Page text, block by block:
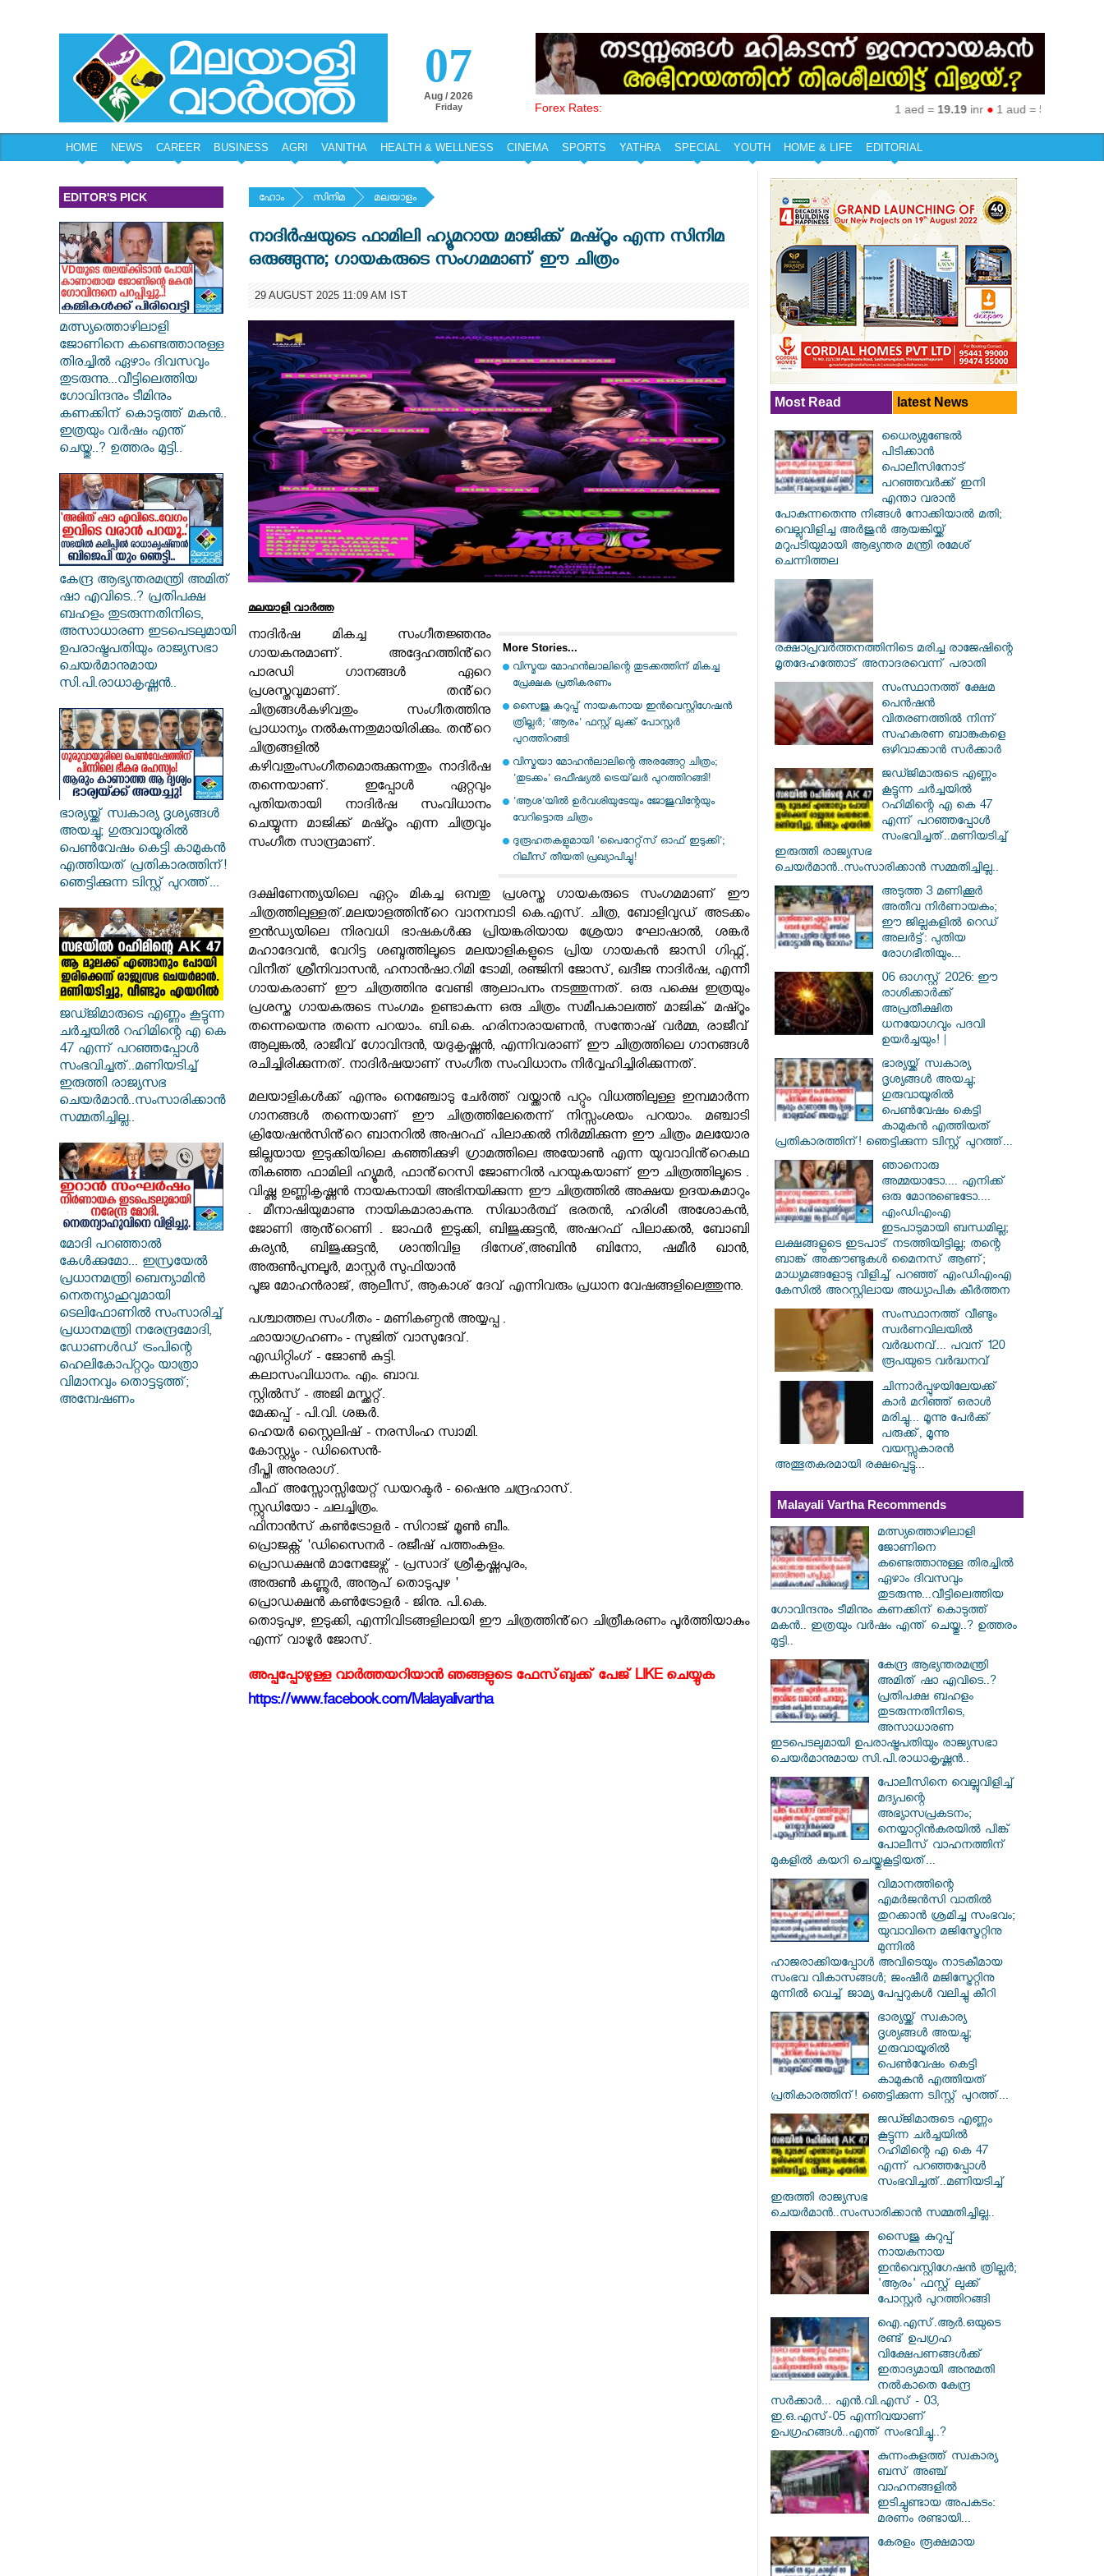
07
Aug / 2026
Friday Forex Rates: 1 aed =19.19inr ●1 aud =50.27
HOME NEWS CAREER BUSINESS AGRI VANITHA HEALTH & WELLNESS CINEMA SPORTS YATHRA SPECIAL YOUTH HOME & LIFE EDITORIAL
EDITOR'S PICK
മത്സ്യത്തൊഴിലാളി
ജോണിനെ കണ്ടെത്താനുള്ള
തിരച്ചിൽ ഏഴാം ദിവസവും
തുടരുന്നു...വീട്ടിലെത്തിയ
ഗോവിന്ദനും ടീമിനും
കണക്കിന് കൊടുത്ത് മകൻ..
ഇത്രയും വർഷം എന്ത്
ചെയ്തു..? ഉത്തരം മുട്ടി..
കേന്ദ്ര ആഭ്യന്തരമന്ത്രി അമിത്
ഷാ എവിടെ..? പ്രതിപക്ഷ
ബഹളം തുടരുന്നതിനിടെ,
അസാധാരണ ഇടപെടലുമായി
ഉപരാഷ്ട്രപതിയും രാജ്യസഭാ
ചെയർമാനുമായ
സി.പി.രാധാകൃഷ്ണൻ..
ഭാര്യയ്ക്ക് സ്വകാര്യ ദൃശ്യങ്ങൾ
അയച്ചു; ഗുരുവായൂരിൽ
പെൺവേഷം കെട്ടി കാമുകൻ
എത്തിയത് പ്രതികാരത്തിന്!
ഞെട്ടിക്കുന്ന ട്വിസ്റ്റ് പുറത്ത്...
ജഡ്ജിമാരുടെ എണ്ണം കൂട്ടുന്ന
ചർച്ചയിൽ റഹിമിന്റെ എ കെ
47 എന്ന് പറഞ്ഞപ്പോൾ
സംഭവിച്ചത്..മണിയടിച്ച്
ഇരുത്തി രാജ്യസഭ
ചെയർമാൻ..സംസാരിക്കാൻ
സമ്മതിച്ചില്ല..
മോദി പറഞ്ഞാൽ
കേൾക്കുമോ... ഇസ്രയേൽ
പ്രധാനമന്ത്രി ബെന്യാമിൻ
നെതന്യാഹുവുമായി
ടെലിഫോണിൽ സംസാരിച്ച്
പ്രധാനമന്ത്രി നരേന്ദ്രമോദി,
ഡോണൾഡ് ട്രംപിന്റെ
ഹെലികോപ്റ്ററും യാത്രാ
വിമാനവും തൊട്ടടുത്ത്;
അന്വേഷണം
ഹോം സിനിമ മലയാളം
നാദിർഷയുടെ ഫാമിലി ഹ്യൂമറായ മാജിക്ക് മഷ്റൂം എന്ന സിനിമ
ഒരുങ്ങുന്നു; ഗായകരുടെ സംഗമമാണ് ഈ ചിത്രം
29 AUGUST 2025 11:09 AM IST
മലയാളി വാര്‍ത്ത
More Stories...
വിസ്മയ മോഹന്‍ലാലിന്റെ തുടക്കത്തിന് മികച്ച
പ്രേക്ഷക പ്രതികരണം
സൈജു കുറുപ്പ് നായകനായ ഇൻവെസ്റ്റിഗേഷൻ
ത്രില്ലർ; 'ആരം' ഫസ്റ്റ് ലുക്ക് പോസ്റ്റർ
പുറത്തിറങ്ങി
വിസ്മയാ മോഹൻലാലിന്റെ അരങ്ങേറ്റ ചിത്രം;
'തുടക്കം' ഒഫീഷ്യൽ ട്രെയ്‌ലർ പുറത്തിറങ്ങി!
'ആശ'യില്‍ ഉര്‍വശിയുടേയും ജോജുവിന്റേയും
വേറിട്ടൊരു ചിത്രം
ദുരൂഹതകളുമായി 'പൈറേറ്റ്സ് ഓഫ് ഇടുക്കി';
റിലീസ് തീയതി പ്രഖ്യാപിച്ചു!
നാദിർഷ മികച്ച സംഗീതജ്ഞനും
ഗായകനുമാണ്. അദ്ദേഹത്തിൻ്റെ
പാരഡി ഗാനങ്ങൾ ഏറെ
പ്രശസ്തവുമാണ്. തൻ്റെ
ചിത്രങ്ങൾകഴിവതും സംഗീതത്തിനു
പ്രാധാന്യം നൽകുന്നതുമായിരിക്കും. തൻ്റെ
ചിത്രങ്ങളിൽ
കഴിവതുംസംഗീതമൊരുക്കുന്നതും നാദിർഷ
തന്നെയാണ്. ഇപ്പോൾ ഏറ്റവും
പുതിയതായി നാദിർഷ സംവിധാനം
ചെയ്യുന്ന മാജിക്ക് മഷ്റൂം എന്ന ചിത്രവും
സംഗീത സാന്ദ്രമാണ്.
ദക്ഷിണേന്ത്യയിലെ ഏറ്റം മികച്ച ഒമ്പതു പ്രശസ്ത ഗായകരുടെ സംഗമമാണ് ഈ
ചിത്രത്തിലുള്ളത്.മലയാളത്തിൻ്റെ വാനമ്പാടി കെ.എസ്. ചിത്ര, ബോളിവുഡ് അടക്കം
ഇൻഡ്യയിലെ നിരവധി ഭാഷകൾക്കു പ്രിയങ്കരിയായ ശ്രേയാ ഘോഷാൽ, ശങ്കർ
മഹാദേവൻ, വേറിട്ട ശബ്ദത്തിലൂടെ മലയാളികളുടെ പ്രിയ ഗായകൻ ജാസി ഗിഫ്റ്റ്,
വിനീത് ശ്രീനിവാസൻ, ഹനാൻഷാ.റിമി ടോമി, രഞ്ജിനി ജോസ്, ഖദീജ നാദിർഷ, എന്നീ
ഗായകരാണ് ഈ ചിത്രത്തിനു വേണ്ടി ആലാപനം നടത്തുന്നത്. ഒരു പക്ഷെ ഇത്രയും
പ്രശസ്ത ഗായകരുടെ സംഗമം ഉണ്ടാകുന്ന ഒരു ചിത്രം സമീപകാലത്ത് മാജിക് മഷ്റൂം
തന്നെയെന്നു തന്നെ പറയാം. ബി.കെ. ഹരിനാരായണൻ, സന്തോഷ് വർമ്മ, രാജീവ്
ആലുങ്കൽ, രാജീവ് ഗോവിന്ദൻ, യദുകൃഷ്ണൻ, എന്നിവരാണ് ഈ ചിത്രത്തിലെ ഗാനങ്ങൾ
രചിച്ചിരിക്കുന്നത്. നാദിർഷയാണ് സംഗീത സംവിധാനം നിർവ്വഹിച്ചിരിക്കുന്നത്.
മലയാളികൾക്ക് എന്നും നെഞ്ചോടു ചേർത്ത് വയ്ക്കാൻ പറ്റും വിധത്തിലുള്ള ഇമ്പമാർന്ന
ഗാനങ്ങൾ തന്നെയാണ് ഈ ചിത്രത്തിലേതെന്ന് നിസ്സംശയം പറയാം. മഞ്ചാടി
ക്രിയേഷൻസിൻ്റെ ബാനറിൽ അഷറഫ് പിലാക്കൽ നിർമ്മിക്കുന്ന ഈ ചിത്രം മലയോര
ജില്ലയായ ഇടുക്കിയിലെ കഞ്ഞിക്കുഴി ഗ്രാമത്തിലെ അയോൺ എന്ന യുവാവിൻ്റെകഥ
തികഞ്ഞ ഫാമിലി ഹ്യൂമർ, ഫാൻ്റെസി ജോണറിൽ പറയുകയാണ് ഈ ചിത്രത്തിലൂടെ .
വിഷ്ണു ഉണ്ണികൃഷ്ണൻ നായകനായി അഭിനയിക്കുന്ന ഈ ചിത്രത്തിൽ അക്ഷയ ഉദയകുമാറും
. മീനാഷിയുമാണു നായികമാരാകുന്നു. സിദ്ധാർത്ഥ് ഭരതൻ, ഹരിശീ അശോകൻ,
ജോണി ആൻ്റെണി . ജാഫർ ഇടുക്കി, ബിജുക്കുട്ടൻ, അഷറഫ് പിലാക്കൽ, ബോബി
കുര്യൻ, ബിജുക്കുട്ടൻ, ശാന്തിവിള ദിനേശ്,അബിൻ ബിനോ, ഷമീർ ഖാൻ,
അരുൺപുനലൂർ, മാസ്റ്റർ സുഫിയാൻ
പൂജ മോഹൻരാജ്, ആലീസ്, ആകാശ് ദേവ് എന്നിവരും പ്രധാന വേഷങ്ങളിലെത്തുന്നു.
പശ്ചാത്തല സംഗീതം - മണികണ്ഠൻ അയ്യപ്പ .
ഛായാഗ്രഹണം - സുജിത് വാസുദേവ്.
എഡിറ്റിംഗ് - ജോൺ കുട്ടി.
കലാസംവിധാനം. എം. ബാവ.
സ്റ്റിൽസ് - അജി മസ്ക്കറ്റ്.
മേക്കപ്പ് - പി.വി. ശങ്കർ.
ഹെയർ സ്റ്റൈലിഷ് - നരസിംഹ സ്വാമി.
കോസ്റ്റ്യും - ഡിസൈൻ-
ദീപ്തി അനുരാഗ്.
ചീഫ് അസ്സോസ്സിയേറ്റ് ഡയറക്ടർ - ഷൈനു ചന്ദ്രഹാസ്.
സ്റ്റുഡിയോ - ചലച്ചിത്രം.
ഫിനാൻസ് കൺട്രോളർ - സിറാജ് മൂൺ ബീം.
പ്രൊജക്റ്റ് 'ഡിസൈനർ - രജീഷ് പത്തംകുളം.
പ്രൊഡക്ഷൻ മാനേജേഴ്സ് - പ്രസാദ് ശ്രീകൃഷ്ണപുരം,
അരുൺ കണ്ണൂർ, അനൂപ് തൊടുപുഴ '
പ്രൊഡക്ഷൻ കൺട്രോളർ - ജിനു. പി.കെ.
തൊടുപുഴ, ഇടുക്കി, എന്നിവിടങ്ങളിലായി ഈ ചിത്രത്തിൻ്റെ ചിത്രീകരണം പൂർത്തിയാകും
എന്ന് വാഴൂർ ജോസ്.
അപ്പപ്പോഴുള്ള വാര്‍ത്തയറിയാന്‍ ഞങ്ങളുടെ ഫേസ്‌ബുക്ക്‌ പേജ് LIKE ചെയ്യുക
https://www.facebook.com/Malayalivartha
Most Read latest News
ധൈര്യമുണ്ടേൽ
പിടിക്കാൻ
പൊലീസിനോട്
പറഞ്ഞവർക്ക് ഇനി
എന്താ വരാൻ
പോകുന്നതെന്നു നിങ്ങൾ നോക്കിയാൽ മതി;
വെല്ലുവിളിച്ച അർജുൻ ആയങ്കിയ്ക്ക്
മറുപടിയുമായി ആഭ്യന്തര മന്ത്രി രമേശ്
ചെന്നിത്തല
രക്ഷാപ്രവര്‍ത്തനത്തിനിടെ മരിച്ച രാജേഷിന്റെ
മൃതദേഹത്തോട് അനാദരവെന്ന് പരാതി
സംസ്ഥാനത്ത് ക്ഷേമ
പെൻഷൻ
വിതരണത്തിൽ നിന്ന്
സഹകരണ ബാങ്കുകളെ
ഒഴിവാക്കാൻ സർക്കാർ
ജഡ്ജിമാരുടെ എണ്ണം
കൂട്ടുന്ന ചർച്ചയിൽ
റഹിമിന്റെ എ കെ 47
എന്ന് പറഞ്ഞപ്പോൾ
സംഭവിച്ചത്..മണിയടിച്ച്
ഇരുത്തി രാജ്യസഭ
ചെയർമാൻ..സംസാരിക്കാൻ സമ്മതിച്ചില്ല..
അടുത്ത 3 മണിക്കൂർ
അതീവ നിർണായകം;
ഈ ജില്ലകളിൽ റെഡ്
അലർട്ട്: പുതിയ
രോഗഭീതിയും...
06 ഓഗസ്റ്റ് 2026: ഈ
രാശിക്കാർക്ക്
അപ്രതീക്ഷിത
ധനയോഗവും പദവി
ഉയർച്ചയും! |
ഭാര്യയ്ക്ക് സ്വകാര്യ
ദൃശ്യങ്ങൾ അയച്ചു;
ഗുരുവായൂരിൽ
പെൺവേഷം കെട്ടി
കാമുകൻ എത്തിയത്
പ്രതികാരത്തിന്! ഞെട്ടിക്കുന്ന ട്വിസ്റ്റ് പുറത്ത്...
ഞാനൊരു
അമ്മയാടോ.... എനിക്ക്
ഒരു മോനുണ്ടെടോ....
എംഡിഎംഎ
ഇടപാടുമായി ബന്ധമില്ല;
ലക്ഷങ്ങളുടെ ഇടപാട് നടത്തിയിട്ടില്ല; തന്റെ
ബാങ്ക് അക്കൗണ്ടുകൾ മൈനസ് ആണ്;
മാധ്യമങ്ങളോടു വിളിച്ച് പറഞ്ഞ് എംഡിഎംഎ
കേസിൽ അറസ്റ്റിലായ അധ്യാപിക കീർത്തന
സംസ്ഥാനത്ത് വീണ്ടും
സ്വർണവിലയിൽ
വർദ്ധനവ്... പവന് 120
രൂപയുടെ വർദ്ധനവ്
ചിന്നാർപ്പുഴയിലേയക്ക്
കാർ മറിഞ്ഞ് ഒരാൾ
മരിച്ചു... മൂന്നു പേർക്ക്
പരുക്ക്, മൂന്നു
വയസ്സുകാരൻ
അത്ഭുതകരമായി രക്ഷപ്പെട്ടു...
Malayali Vartha Recommends
മത്സ്യത്തൊഴിലാളി
ജോണിനെ
കണ്ടെത്താനുള്ള തിരച്ചിൽ
ഏഴാം ദിവസവും
തുടരുന്നു...വീട്ടിലെത്തിയ
ഗോവിന്ദനും ടീമിനും കണക്കിന് കൊടുത്ത്
മകൻ.. ഇത്രയും വർഷം എന്ത് ചെയ്തു..? ഉത്തരം
മുട്ടി..
കേന്ദ്ര ആഭ്യന്തരമന്ത്രി
അമിത് ഷാ എവിടെ..?
പ്രതിപക്ഷ ബഹളം
തുടരുന്നതിനിടെ,
അസാധാരണ
ഇടപെടലുമായി ഉപരാഷ്ട്രപതിയും രാജ്യസഭാ
ചെയർമാനുമായ സി.പി.രാധാകൃഷ്ണൻ..
പോലീസിനെ വെല്ലുവിളിച്ച്
മദ്യപന്റെ
അഭ്യാസപ്രകടനം;
നെയ്യാറ്റിൻകരയിൽ പിങ്ക്
പോലീസ് വാഹനത്തിന്
മുകളിൽ കയറി ചെയ്തുകൂട്ടിയത്...
വിമാനത്തിന്റെ
എമർജൻസി വാതിൽ
തുറക്കാൻ ശ്രമിച്ച സംഭവം;
യുവാവിനെ മജിസ്ട്രേറ്റിനു
മുന്നിൽ
ഹാജരാക്കിയപ്പോൾ അവിടെയും നാടകീമായ
സംഭവ വികാസങ്ങൾ; ജംഷീർ മജിസ്ട്രേറ്റിനു
മുന്നിൽ വെച്ച് ജാമ്യ പേപ്പറുകൾ വലിച്ചു കീറി
ഭാര്യയ്ക്ക് സ്വകാര്യ
ദൃശ്യങ്ങൾ അയച്ചു;
ഗുരുവായൂരിൽ
പെൺവേഷം കെട്ടി
കാമുകൻ എത്തിയത്
പ്രതികാരത്തിന്! ഞെട്ടിക്കുന്ന ട്വിസ്റ്റ് പുറത്ത്...
ജഡ്ജിമാരുടെ എണ്ണം
കൂട്ടുന്ന ചർച്ചയിൽ
റഹിമിന്റെ എ കെ 47
എന്ന് പറഞ്ഞപ്പോൾ
സംഭവിച്ചത്..മണിയടിച്ച്
ഇരുത്തി രാജ്യസഭ
ചെയർമാൻ..സംസാരിക്കാൻ സമ്മതിച്ചില്ല..
സൈജു കുറുപ്പ്
നായകനായ
ഇൻവെസ്റ്റിഗേഷൻ ത്രില്ലർ;
'ആരം' ഫസ്റ്റ് ലുക്ക്
പോസ്റ്റർ പുറത്തിറങ്ങി
ഐ.എസ്.ആർ.ഒയുടെ
രണ്ട് ഉപഗ്രഹ
വിക്ഷേപണങ്ങൾക്ക്
ഇതാദ്യമായി അനുമതി
നൽകാതെ കേന്ദ്ര
സർക്കാർ... എൻ.വി.എസ് - 03,
ഇ.ഒ.എസ്-05 എന്നിവയാണ്
ഉപഗ്രഹങ്ങൾ..എന്ത് സംഭവിച്ചു..?
കുന്നംകുളത്ത് സ്വകാര്യ
ബസ് അഞ്ച്
വാഹനങ്ങളിൽ
ഇടിച്ചുണ്ടായ അപകടം:
മരണം രണ്ടായി...
കേരളം രൂക്ഷമായ